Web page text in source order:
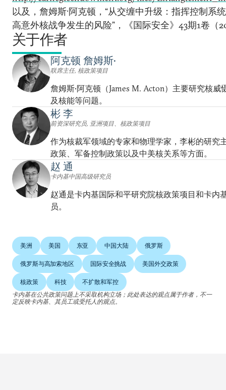
以及，詹姆斯·阿克顿，“从交缠中升级：指挥控制系
高意外核战争发生的风险”，《国际安全》43期1卷（
关于作者
阿克顿 詹姆斯•
联席主任, 核政策项目
詹姆斯•阿克顿（James M. Acton）主要研究核威
及核能等问题。
彬 李
前资深研究员, 亚洲项目、核政策项目
作为核裁军领域的专家和物理学家，李彬的研究
政策、军备控制政策以及中美核关系等方面。
赵 通
卡内基中国高级研究员
赵通是卡内基国际和平研究院核政策项目和卡内
员。
美洲 美国 东亚 中国大陆 俄罗斯
俄罗斯与高加索地区 国际安全挑战 美国外交政策
核政策 科技
不扩散和军控
卡内基在公共政策问题上不采取机构立场；此处表达的观点属于作者，不一
定反映卡内基、其员工或受托人的观点。